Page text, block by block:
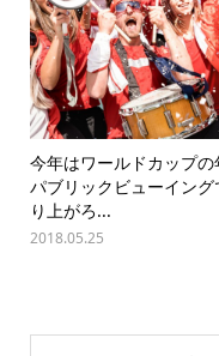
今年はワールドカップの
パブリックビューイング
り上がろ...
2018.05.25